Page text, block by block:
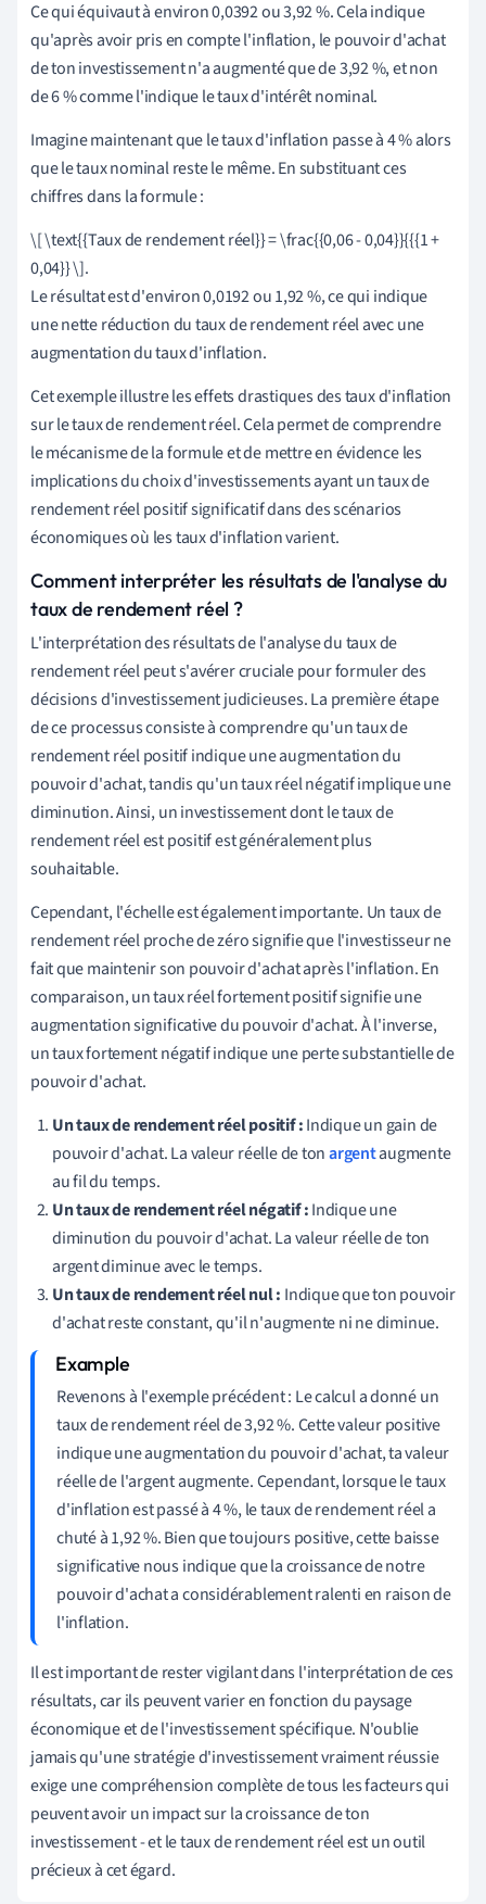
Ce qui équivaut à environ 0,0392 ou 3,92 %. Cela indique
qu'après avoir pris en compte l'inflation, le pouvoir d'achat
de ton investissement n'a augmenté que de 3,92 %, et non
de 6 % comme l'indique le taux d'intérêt nominal.
Imagine maintenant que le taux d'inflation passe à 4 % alors
que le taux nominal reste le même. En substituant ces
chiffres dans la formule :
\[ \text{{Taux de rendement réel}} = \frac{{0,06 - 0,04}}{{{1 +
0,04}} \].
Le résultat est d'environ 0,0192 ou 1,92 %, ce qui indique
une nette réduction du taux de rendement réel avec une
augmentation du taux d'inflation.
Cet exemple illustre les effets drastiques des taux d'inflation
sur le taux de rendement réel. Cela permet de comprendre
le mécanisme de la formule et de mettre en évidence les
implications du choix d'investissements ayant un taux de
rendement réel positif significatif dans des scénarios
économiques où les taux d'inflation varient.
Comment interpréter les résultats de l'analyse du
taux de rendement réel ?
L'interprétation des résultats de l'analyse du taux de
rendement réel peut s'avérer cruciale pour formuler des
décisions d'investissement judicieuses. La première étape
de ce processus consiste à comprendre qu'un taux de
rendement réel positif indique une augmentation du
pouvoir d'achat, tandis qu'un taux réel négatif implique une
diminution. Ainsi, un investissement dont le taux de
rendement réel est positif est généralement plus
souhaitable.
Cependant, l'échelle est également importante. Un taux de
rendement réel proche de zéro signifie que l'investisseur ne
fait que maintenir son pouvoir d'achat après l'inflation. En
comparaison, un taux réel fortement positif signifie une
augmentation significative du pouvoir d'achat. À l'inverse,
un taux fortement négatif indique une perte substantielle de
pouvoir d'achat.
Un taux de rendement réel positif :Indique un gain de
pouvoir d'achat. La valeur réelle de tonargentaugmente
au fil du temps.
Un taux de rendement réel négatif :Indique une
diminution du pouvoir d'achat. La valeur réelle de ton
argent diminue avec le temps.
Un taux de rendement réel nul : Indique que ton pouvoir
d'achat reste constant, qu'il n'augmente ni ne diminue.
Revenons à l'exemple précédent : Le calcul a donné un
taux de rendement réel de 3,92 %. Cette valeur positive
indique une augmentation du pouvoir d'achat, ta valeur
réelle de l'argent augmente. Cependant, lorsque le taux
d'inflation est passé à 4 %, le taux de rendement réel a
chuté à 1,92 %. Bien que toujours positive, cette baisse
significative nous indique que la croissance de notre
pouvoir d'achat a considérablement ralenti en raison de
l'inflation.
Il est important de rester vigilant dans l'interprétation de ces
résultats, car ils peuvent varier en fonction du paysage
économique et de l'investissement spécifique. N'oublie
jamais qu'une stratégie d'investissement vraiment réussie
exige une compréhension complète de tous les facteurs qui
peuvent avoir un impact sur la croissance de ton
investissement - et le taux de rendement réel est un outil
précieux à cet égard.